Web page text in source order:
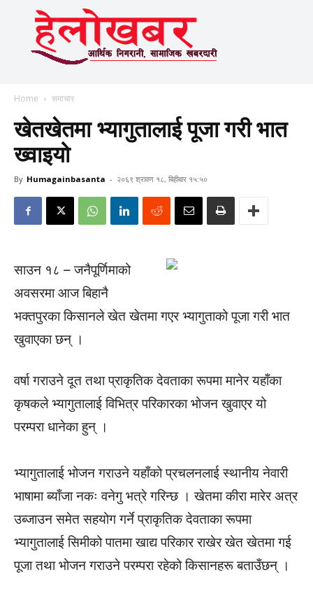
Home समाचार
खेतखेतमा भ्यागुतालाई पूजा गरी भात
ख्वाइयो
By Humagainbasanta - २०६९ श्रावण १८, बिहीबार १५:५०
साउन १८ – जनैपूर्णिमाको
अवसरमा आज बिहानै
भक्तपुरका किसानले खेत खेतमा गएर भ्यागुताको पूजा गरी भात
खुवाएका छन् ।
वर्षा गराउने दूत तथा प्राकृतिक देवताका रूपमा मानेर यहाँका
कृषकले भ्यागुतालाई विभित्र परिकारका भोजन खुवाएर यो
परम्परा धानेका हुन् ।
भ्यागुतालाई भोजन गराउने यहाँको प्रचलनलाई स्थानीय नेवारी
भाषामा ब्याँजा नकः वनेगु भत्रे गरिन्छ । खेतमा कीरा मारेर अत्र
उब्जाउन समेत सहयोग गर्ने प्राकृतिक देवताका रूपमा
भ्यागुतालाई सिमीको पातमा खाद्य परिकार राखेर खेत खेतमा गई
पूजा तथा भोजन गराउने परम्परा रहेको किसानहरू बताउँछन् ।